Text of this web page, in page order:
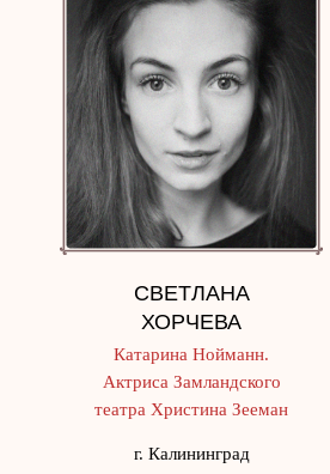
СВЕТЛАНА
ХОРЧЕВА
Катарина Нойманн.
Актриса Замландского
театра Христина Зееман
г. Калининград